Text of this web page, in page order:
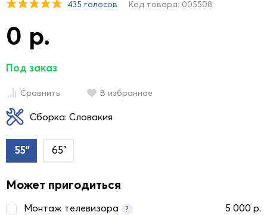
435 голосов Код товара: 005508
0 р.
Под заказ
Сравнить В избранное
Сборка: Словакия
55" 65"
Может пригодиться
Монтаж телевизора ?
5 000 р.